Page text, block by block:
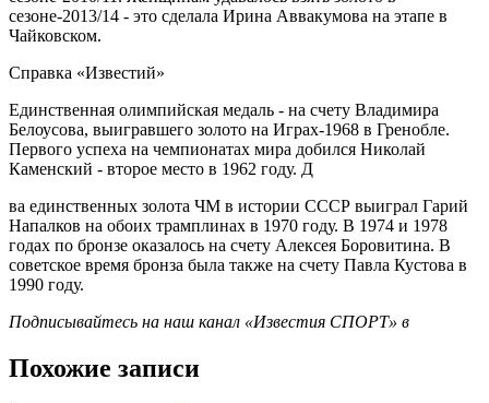
сезоне-2013/14 - это сделала Ирина Аввакумова на этапе в
Чайковском.
Справка «Известий»
Единственная олимпийская медаль - на счету Владимира
Белоусова, выигравшего золото на Играх-1968 в Гренобле.
Первого успеха на чемпионатах мира добился Николай
Каменский - второе место в 1962 году. Д
ва единственных золота ЧМ в истории СССР выиграл Гарий
Напалков на обоих трамплинах в 1970 году. В 1974 и 1978
годах по бронзе оказалось на счету Алексея Боровитина. В
советское время бронза была также на счету Павла Кустова в
1990 году.
Подписывайтесь на наш канал «Известия СПОРТ» в
Похожие записи